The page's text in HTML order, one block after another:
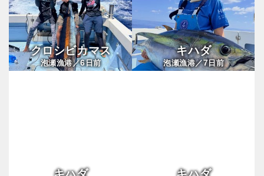
クロシビカマス
泡瀬漁港／6日前
キハダ
泡瀬漁港／7日前